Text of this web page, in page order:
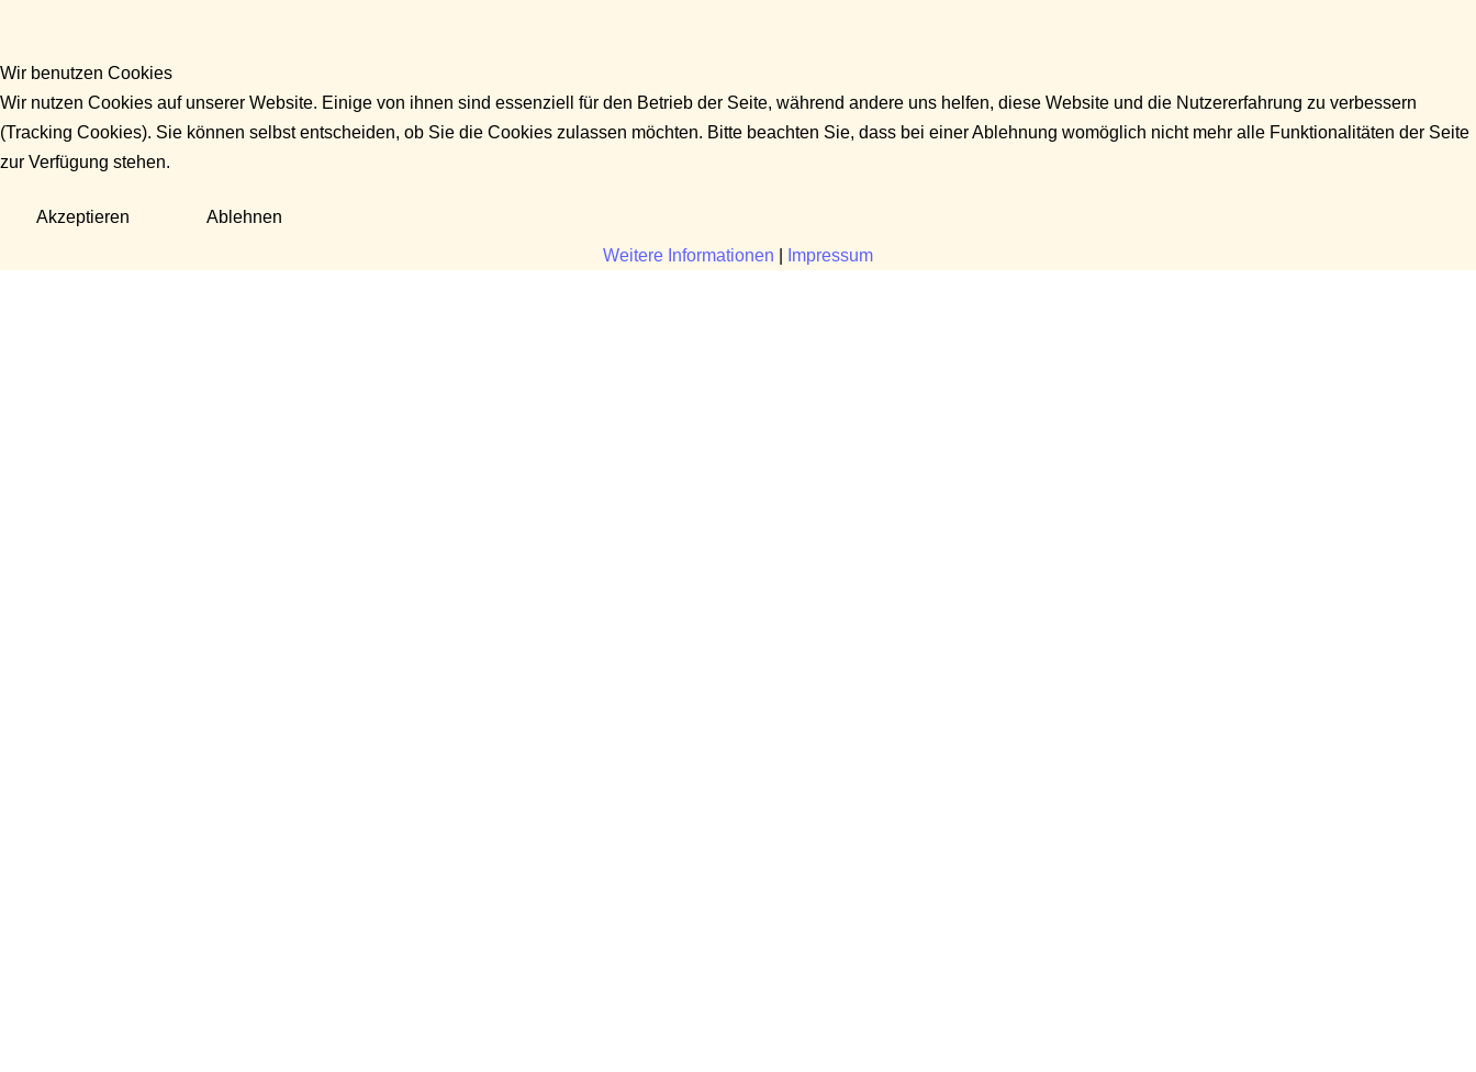
Wir benutzen Cookies
Wir nutzen Cookies auf unserer Website. Einige von ihnen sind essenziell für den Betrieb der Seite, während andere uns helfen, diese Website und die Nutzererfahrung zu verbessern
(Tracking Cookies). Sie können selbst entscheiden, ob Sie die Cookies zulassen möchten. Bitte beachten Sie, dass bei einer Ablehnung womöglich nicht mehr alle Funktionalitäten der Seite
zur Verfügung stehen.
Akzeptieren Ablehnen
Weitere Informationen Impressum